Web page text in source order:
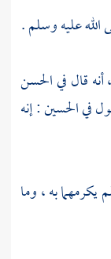
الله عليه وسلم .
قال فيالحسن
فيالحسين: إنه
به ، وما